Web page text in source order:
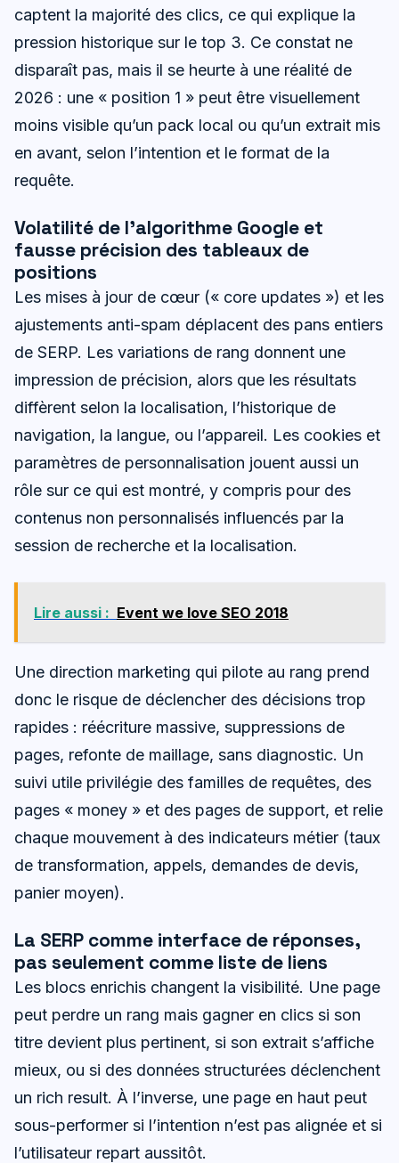
captent la majorité des clics, ce qui explique la
pression historique sur le top 3. Ce constat ne
disparaît pas, mais il se heurte à une réalité de
2026 : une « position 1 » peut être visuellement
moins visible qu’un pack local ou qu’un extrait mis
en avant, selon l’intention et le format de la
requête.
Volatilité de l’algorithme Google et
fausse précision des tableaux de
positions
Les mises à jour de cœur (« core updates ») et les
ajustements anti-spam déplacent des pans entiers
de SERP. Les variations de rang donnent une
impression de précision, alors que les résultats
diffèrent selon la localisation, l’historique de
navigation, la langue, ou l’appareil. Les cookies et
paramètres de personnalisation jouent aussi un
rôle sur ce qui est montré, y compris pour des
contenus non personnalisés influencés par la
session de recherche et la localisation.
Lire aussi : Event we love SEO 2018
Une direction marketing qui pilote au rang prend
donc le risque de déclencher des décisions trop
rapides : réécriture massive, suppressions de
pages, refonte de maillage, sans diagnostic. Un
suivi utile privilégie des familles de requêtes, des
pages « money » et des pages de support, et relie
chaque mouvement à des indicateurs métier (taux
de transformation, appels, demandes de devis,
panier moyen).
La SERP comme interface de réponses,
pas seulement comme liste de liens
Les blocs enrichis changent la visibilité. Une page
peut perdre un rang mais gagner en clics si son
titre devient plus pertinent, si son extrait s’affiche
mieux, ou si des données structurées déclenchent
un rich result. À l’inverse, une page en haut peut
sous-performer si l’intention n’est pas alignée et si
l’utilisateur repart aussitôt.